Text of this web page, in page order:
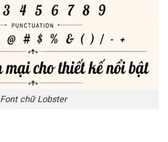
Font chữ Lobster